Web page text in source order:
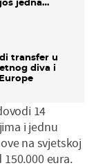
transfer u
diva i
14
i jednu
na svjetskoj
eura.